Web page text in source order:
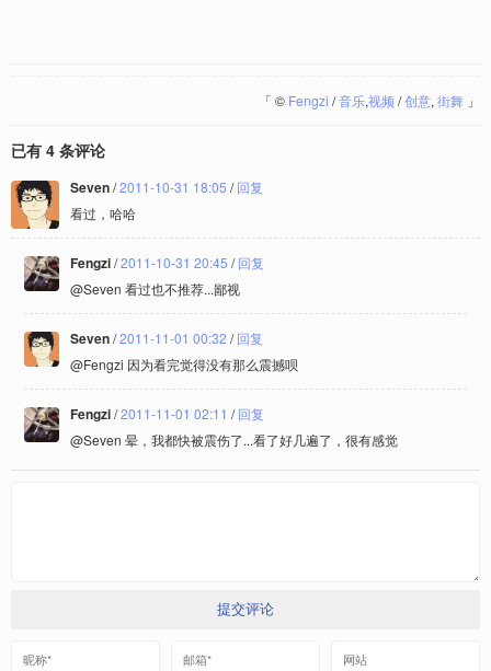
「 © Fengzi /音乐,视频/创意, 街舞 」
已有 4 条评论
Seven/2011-10-31 18:05 /回复
看过，哈哈
Fengzi/2011-10-31 20:45 /回复
@Seven 看过也不推荐...鄙视
Seven/2011-11-01 00:32 /回复
@Fengzi 因为看完觉得没有那么震撼呗
Fengzi/2011-11-01 02:11 /回复
@Seven 晕，我都快被震伤了...看了好几遍了，很有感觉
提交评论